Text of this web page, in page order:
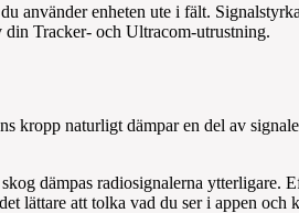
använder enheten ute i fält.
Tracker- och Ultracom-utrustning.
kropp naturligt dämpar en del av
dämpas radiosignalerna ytterligare.
lättare att tolka vad du ser i appen